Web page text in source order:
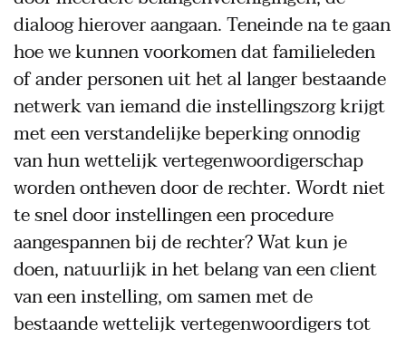
dialoog hierover aangaan. Teneinde na te gaan
hoe we kunnen voorkomen dat familieleden
of ander personen uit het al langer bestaande
netwerk van iemand die instellingszorg krijgt
met een verstandelijke beperking onnodig
van hun wettelijk vertegenwoordigerschap
worden ontheven door de rechter. Wordt niet
te snel door instellingen een procedure
aangespannen bij de rechter? Wat kun je
doen, natuurlijk in het belang van een client
van een instelling, om samen met de
bestaande wettelijk vertegenwoordigers tot